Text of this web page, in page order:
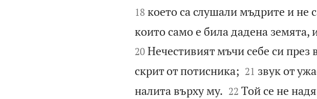
18 което са слушали мъдрите и не
които само е била дадена
20 Нечестивият мъчи себе си през
скрит от потисника;
21 звук от
налита върху му.
22 Той се не